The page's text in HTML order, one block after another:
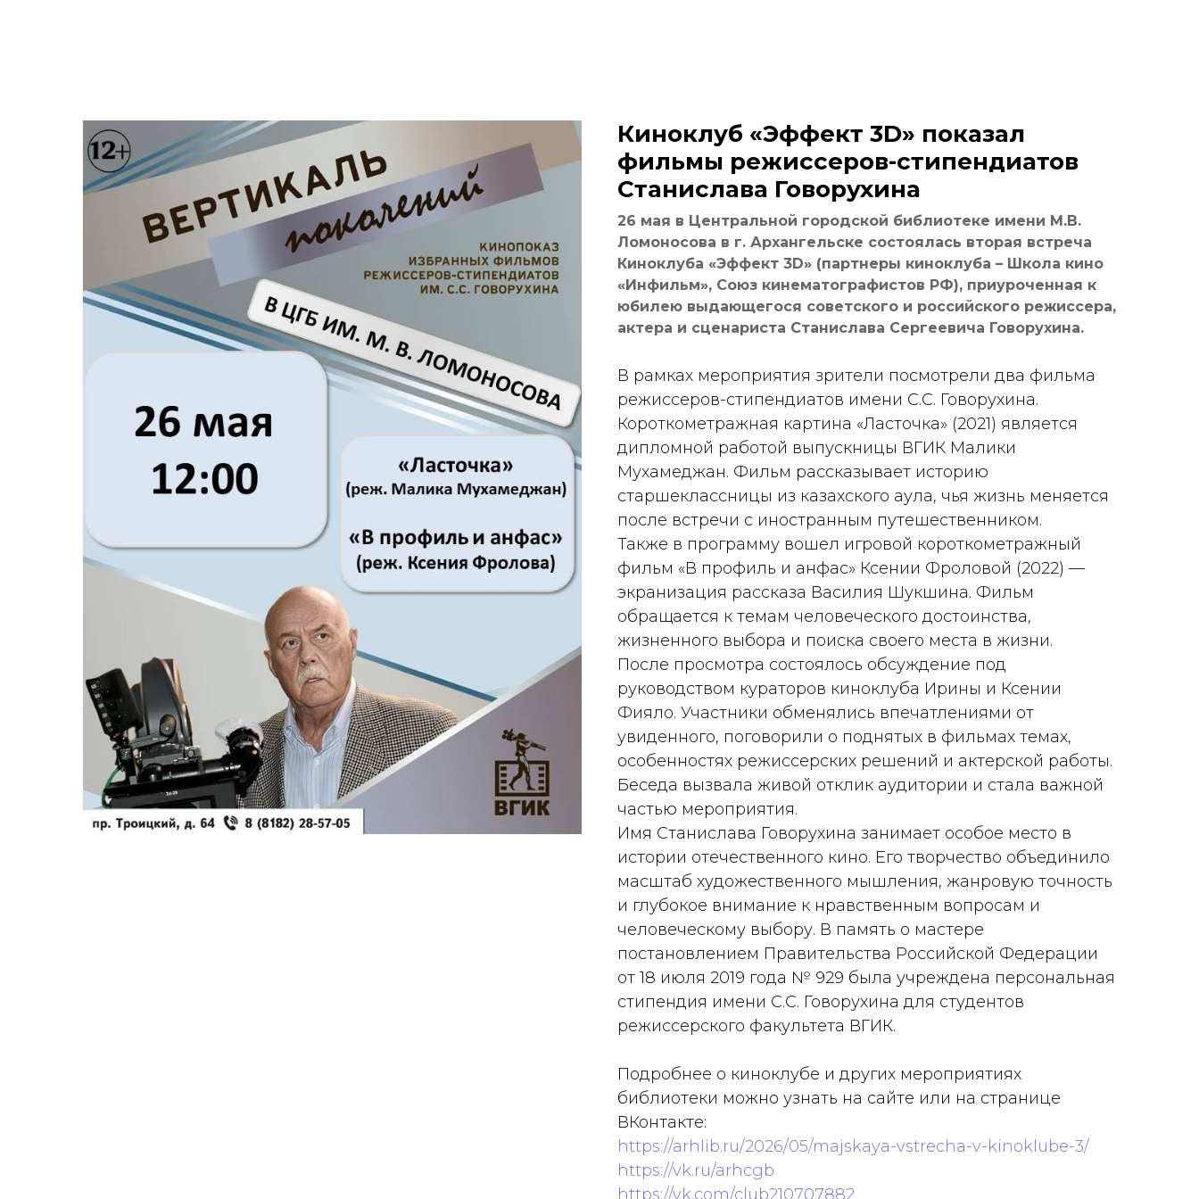
Киноклуб «Эффект 3D» показал
фильмы режиссеров-стипендиатов
Станислава Говорухина
26 мая в Центральной городской библиотеке имени М.В.
Ломоносова в г. Архангельске состоялась вторая встреча
Киноклуба «Эффект 3D» (партнеры киноклуба – Школа кино
«Инфильм», Союз кинематографистов РФ), приуроченная к
юбилею выдающегося советского и российского режиссера,
актера и сценариста Станислава Сергеевича Говорухина.
В рамках мероприятия зрители посмотрели два фильма
режиссеров-стипендиатов имени С.С. Говорухина.
Короткометражная картина «Ласточка» (2021) является
дипломной работой выпускницы ВГИК Малики
Мухамеджан. Фильм рассказывает историю
старшеклассницы из казахского аула, чья жизнь меняется
после встречи с иностранным путешественником.
Также в программу вошел игровой короткометражный
фильм «В профиль и анфас» Ксении Фроловой (2022) —
экранизация рассказа Василия Шукшина. Фильм
обращается к темам человеческого достоинства,
жизненного выбора и поиска своего места в жизни.
После просмотра состоялось обсуждение под
руководством кураторов киноклуба Ирины и Ксении
Фияло. Участники обменялись впечатлениями от
увиденного, поговорили о поднятых в фильмах темах,
особенностях режиссерских решений и актерской работы.
Беседа вызвала живой отклик аудитории и стала важной
частью мероприятия.
Имя Станислава Говорухина занимает особое место в
истории отечественного кино. Его творчество объединило
масштаб художественного мышления, жанровую точность
и глубокое внимание к нравственным вопросам и
человеческому выбору. В память о мастере
постановлением Правительства Российской Федерации
от 18 июля 2019 года № 929 была учреждена персональная
стипендия имени С.С. Говорухина для студентов
режиссерского факультета ВГИК.
Подробнее о киноклубе и других мероприятиях
библиотеки можно узнать на сайте или на странице
ВКонтакте:
https://arhlib.ru/2026/05/majskaya-vstrecha-v-kinoklube-3/
https://vk.ru/arhcgb
https://vk.com/club210707882